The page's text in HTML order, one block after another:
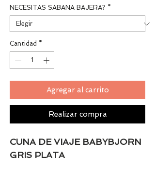
NECESITAS SABANA BAJERA? *
Cantidad *
Agregar al carrito
Realizar compra
CUNA DE VIAJE BABYBJORN
GRIS PLATA